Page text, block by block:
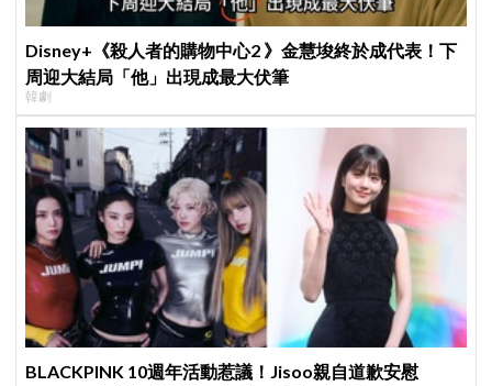
Disney+《殺人者的購物中心2 》金慧埈終於成代表！下
周迎大結局「他」出現成最大伏筆
韓劇
BLACKPINK 10週年活動惹議！Jisoo親自道歉安慰